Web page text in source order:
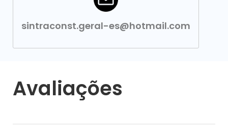
sintraconst.geral-es@hotmail.com
Avaliações